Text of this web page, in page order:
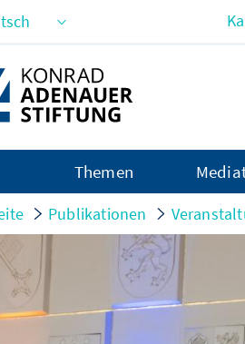
Themen
Publikationen